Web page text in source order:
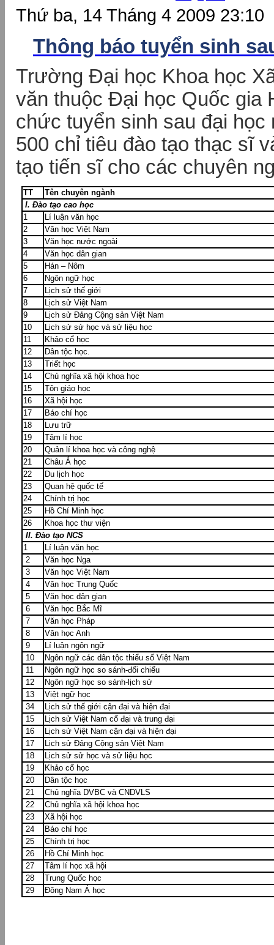
Thứ ba, 14 Tháng 4 2009 23:10
Thông báo tuyển sinh
Trường Đại học Khoa học
văn thuộc Đại học Quốc gia
chức tuyển sinh sau đại học
500 chỉ tiêu đào tạo thạc sĩ
tạo tiến sĩ cho các chuyên
TT
Tên chuyên ngành
I. Đào tạo cao học
1
Lí luận văn học
2
Văn học Việt Nam
3
Văn học nước ngoài
4
Văn học dân gian
5
Hán – Nôm
6
Ngôn ngữ học
7
Lịch sử thế giới
8
Lịch sử Việt Nam
9
Lịch sử Đảng Cộng sản Việt Nam
10
Lịch sử sử học và sử liệu học
11
Khảo cổ học
12
Dân tộc học.
13
Triết học
14
Chủ nghĩa xã hội khoa học
15
Tôn giáo học
16
Xã hội học
17
Báo chí học
18
Lưu trữ
19
Tâm lí học
20
Quản lí khoa học và công nghệ
21
Châu Á học
22
Du lịch học
23
Quan hệ quốc tế
24
Chính trị học
25
Hồ Chí Minh học
26
Khoa học thư viện
II. Đào tạo NCS
1
Lí luận văn học
2
Văn học Nga
3
Văn học Việt Nam
4
Văn học Trung Quốc
5
Văn học dân gian
6
Văn học Bắc Mĩ
7
Văn học Pháp
8
Văn học Anh
9
Lí luận ngôn ngữ
10
Ngôn ngữ các dân tộc thiểu số Việt Nam
11
Ngôn ngữ học so sánh-đối chiếu
12
Ngôn ngữ học so sánh-lịch sử
13
Việt ngữ học
34
Lịch sử thế giới cận đại và hiện đại
15
Lịch sử Việt Nam cổ đại và trung đại
16
Lịch sử Việt Nam cận đại và hiện đại
17
Lịch sử Đảng Cộng sản Việt Nam
18
Lịch sử sử học và sử liệu học
19
Khảo cổ học
20
Dân tộc học
21
Chủ nghĩa DVBC và CNDVLS
22
Chủ nghĩa xã hội khoa học
23
Xã hội học
24
Báo chí học
25
Chính trị học
26
Hồ Chí Minh học
27
Tâm lí học xã hội
28
Trung Quốc học
29
Đông Nam Á học